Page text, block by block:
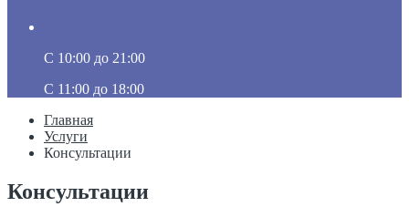
C 10:00 до 21:00
C 11:00 до 18:00
Главная
Услуги
Консультации
Консультации